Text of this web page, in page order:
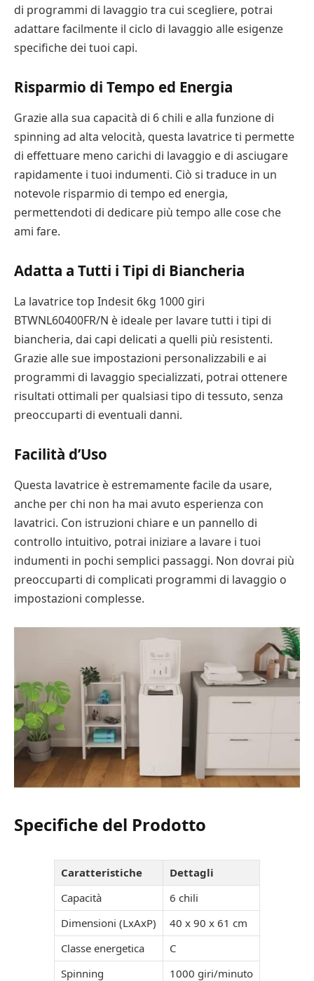
di programmi di lavaggio tra cui scegliere, potrai
adattare facilmente il ciclo di lavaggio alle esigenze
specifiche dei tuoi capi.
Risparmio di Tempo ed Energia
Grazie alla sua capacità di 6 chili e alla funzione di
spinning ad alta velocità, questa lavatrice ti permette
di effettuare meno carichi di lavaggio e di asciugare
rapidamente i tuoi indumenti. Ciò si traduce in un
notevole risparmio di tempo ed energia,
permettendoti di dedicare più tempo alle cose che
ami fare.
Adatta a Tutti i Tipi di Biancheria
La lavatrice top Indesit 6kg 1000 giri
BTWNL60400FR/N è ideale per lavare tutti i tipi di
biancheria, dai capi delicati a quelli più resistenti.
Grazie alle sue impostazioni personalizzabili e ai
programmi di lavaggio specializzati, potrai ottenere
risultati ottimali per qualsiasi tipo di tessuto, senza
preoccuparti di eventuali danni.
Facilità d’Uso
Questa lavatrice è estremamente facile da usare,
anche per chi non ha mai avuto esperienza con
lavatrici. Con istruzioni chiare e un pannello di
controllo intuitivo, potrai iniziare a lavare i tuoi
indumenti in pochi semplici passaggi. Non dovrai più
preoccuparti di complicati programmi di lavaggio o
impostazioni complesse.
Specifiche del Prodotto
Caratteristiche
Dettagli
Capacità
6 chili
Dimensioni (LxAxP)
40 x 90 x 61 cm
Classe energetica
C
Spinning
1000 giri/minuto